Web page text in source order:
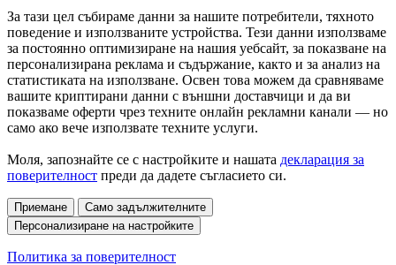
За тази цел събираме данни за нашите потребители, тяхното
поведение и използваните устройства. Тези данни използваме
за постоянно оптимизиране на нашия уебсайт, за показване на
персонализирана реклама и съдържание, както и за анализ на
статистиката на използване. Освен това можем да сравняваме
вашите криптирани данни с външни доставчици и да ви
показваме оферти чрез техните онлайн рекламни канали — но
само ако вече използвате техните услуги.
Моля, запознайте се с настройките и нашата декларация за
поверителност преди да дадете съгласието си.
Приемане
Само задължителните
Персонализиране на настройките
Политика за поверителност